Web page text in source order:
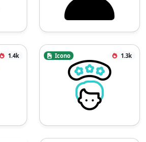
1.4k Icono 1.3k